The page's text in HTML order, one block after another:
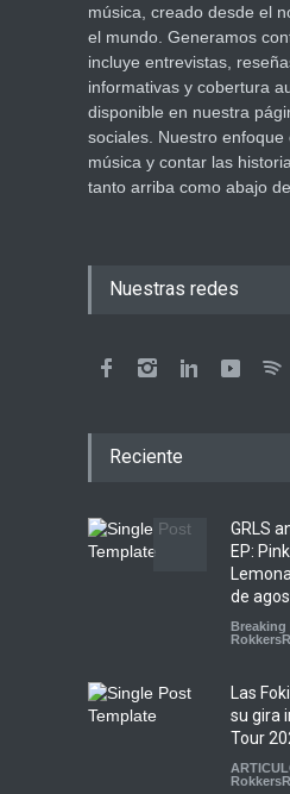
música, creado desde el
el mundo. Generamos
incluye entrevistas,
informativas y cobertura
disponible en nuestra
sociales. Nuestro enfoque
música y contar las
tanto arriba como abajo
Nuestras redes
Reciente
GRLS
EP: Pink
de
Breaking
Las
su gira
Tour